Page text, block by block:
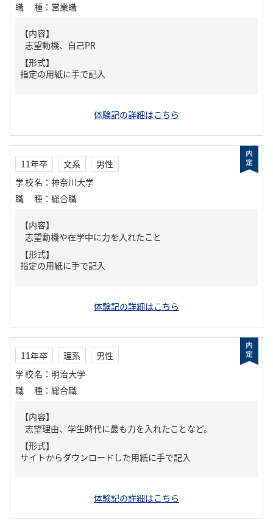
職種 ： 営業職
【内容】
志望動機、自己PR
【形式】
指定の用紙に手で記入
体験記の詳細はこちら
11年卒 文系
男性
学校名 ： 神奈川大学
職種 ： 総合職
【内容】
志望動機や在学中に力を入れたこと
【形式】
指定の用紙に手で記入
体験記の詳細はこちら
11年卒 理系
男性
学校名 ： 明治大学
職種 ： 総合職
【内容】
志望理由、学生時代に最も力を入れたことなど。
【形式】
サイトからダウンロードした用紙に手で記入
体験記の詳細はこちら